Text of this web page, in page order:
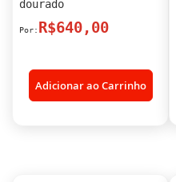
dourado
R$640,00
Adicionar ao Carrinho